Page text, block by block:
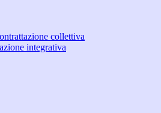
collettiva
integrativa